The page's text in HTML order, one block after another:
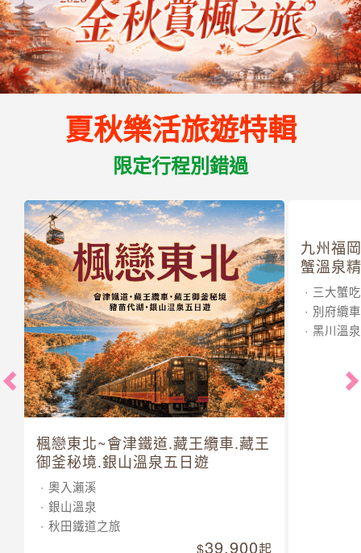
夏秋樂活旅遊特輯
限定行程別錯過
楓戀東北~會津鐵道.藏王纜車.藏王
御釜秘境.銀山溫泉五日遊
奧入瀨溪
銀山溫泉
秋田鐵道之旅
39,900起